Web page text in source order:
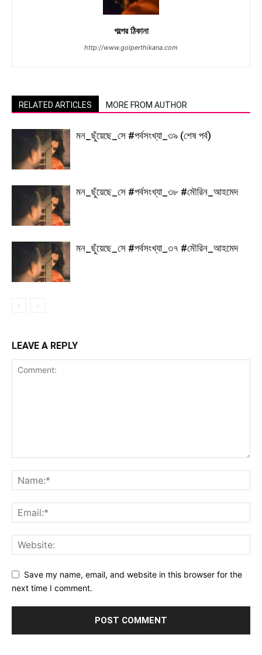
গল্পের ঠিকানা
http://www.golperthikana.com
RELATED ARTICLES MORE FROM AUTHOR
মন_ছুঁয়েছে_সে #পর্বসংখ্যা_৩৯ (শেষ পর্ব)
মন_ছুঁয়েছে_সে #পর্বসংখ্যা_৩৮ #মৌরিন_আহমেদ
মন_ছুঁয়েছে_সে #পর্বসংখ্যা_৩৭ #মৌরিন_আহমেদ
LEAVE A REPLY
Save my name, email, and website in this browser for the
next time I comment.